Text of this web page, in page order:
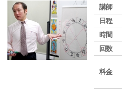
講師
日程
時間
回数
料金